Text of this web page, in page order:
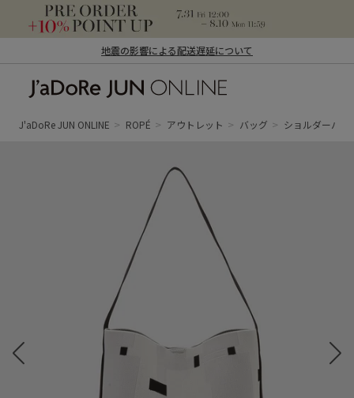
地震の影響による配送遅延について
ン オンライン）
J'aDoRe JUN ONLINE ROPÉ アウトレット バッグ ショルダーバ